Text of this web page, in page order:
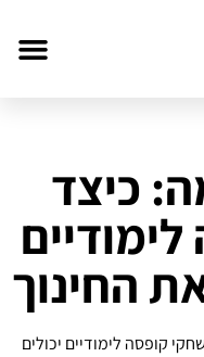
כיצד
החינוך
קופסה לימודיים יכולים